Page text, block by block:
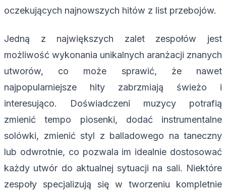
oczekujących najnowszych hitów z list przebojów.
Jedną z największych zalet zespołów jest
możliwość wykonania unikalnych aranżacji znanych
utworów, co może sprawić, że nawet
najpopularniejsze hity zabrzmiają świeżo i
interesująco. Doświadczeni muzycy potrafią
zmienić tempo piosenki, dodać instrumentalne
solówki, zmienić styl z balladowego na taneczny
lub odwrotnie, co pozwala im idealnie dostosować
każdy utwór do aktualnej sytuacji na sali. Niektóre
zespoły specjalizują się w tworzeniu kompletnie